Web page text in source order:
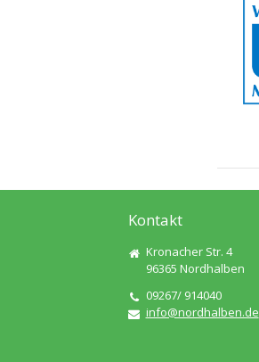
Kontakt
Kronacher Str. 4
96365 Nordhalben
09267/ 914040
info@nordhalben.de